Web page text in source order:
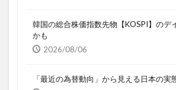
韓国の総合株価指数先物【KOSPI】のデ
かも
2026/08/06
「最近の為替動向」から見える日本の実